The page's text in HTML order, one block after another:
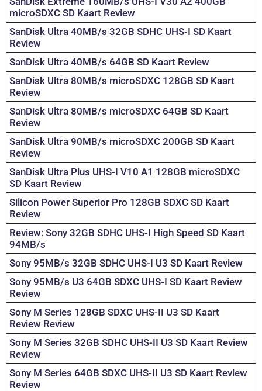
microSDXC SD Kaart Review
SanDisk Ultra 40MB/s 32GB SDHC UHS-I SD Kaart
Review
SanDisk Ultra 40MB/s 64GB SD Kaart Review
SanDisk Ultra 80MB/s microSDXC 128GB SD Kaart
Review
SanDisk Ultra 80MB/s microSDXC 64GB SD Kaart
Review
SanDisk Ultra 90MB/s microSDXC 200GB SD Kaart
Review
SanDisk Ultra Plus UHS-I V10 A1 128GB microSDXC
SD Kaart Review
Silicon Power Superior Pro 128GB SDXC SD Kaart
Review
Review: Sony 32GB SDHC UHS-I High Speed SD Kaart
94MB/s
Sony 95MB/s 32GB SDHC UHS-I U3 SD Kaart Review
Sony 95MB/s U3 64GB SDXC UHS-I SD Kaart Review
Review
Sony M Series 128GB SDXC UHS-II U3 SD Kaart
Review Review
Sony M Series 32GB SDHC UHS-II U3 SD Kaart Review
Review
Sony M Series 64GB SDXC UHS-II U3 SD Kaart Review
Review